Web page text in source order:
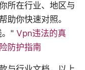
所在行业、地区与
助你快速对照。
。" Vpn违法的真
防护指南